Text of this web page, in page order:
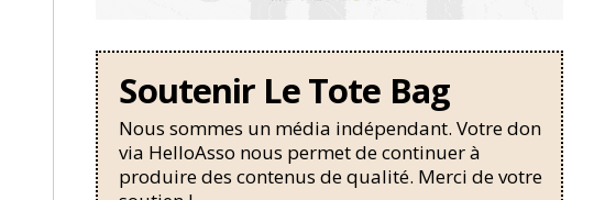
Soutenir Le Tote Bag
Nous sommes un média indépendant. Votre don
via HelloAsso nous permet de continuer à
produire des contenus de qualité. Merci de votre